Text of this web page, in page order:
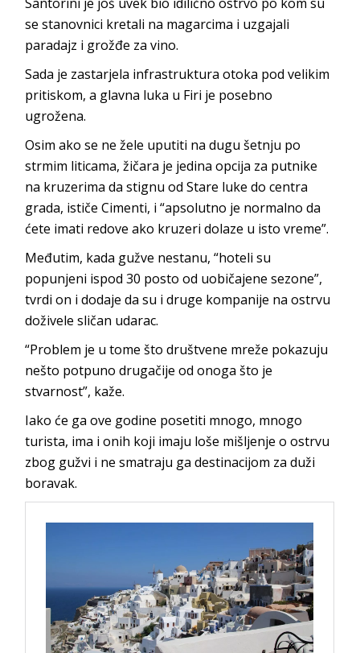
se stanovnici kretali na magarcima i uzgajali
paradajz i grožđe za vino.
Sada je zastarjela infrastruktura otoka pod velikim
pritiskom, a glavna luka u Firi je posebno
ugrožena.
Osim ako se ne žele uputiti na dugu šetnju po
strmim liticama, žičara je jedina opcija za putnike
na kruzerima da stignu od Stare luke do centra
grada, ističe Cimenti, i “apsolutno je normalno da
ćete imati redove ako kruzeri dolaze u isto vreme”.
Međutim, kada gužve nestanu, “hoteli su
popunjeni ispod 30 posto od uobičajene sezone”,
tvrdi on i dodaje da su i druge kompanije na ostrvu
doživele sličan udarac.
“Problem je u tome što društvene mreže pokazuju
nešto potpuno drugačije od onoga što je
stvarnost”, kaže.
Iako će ga ove godine posetiti mnogo, mnogo
turista, ima i onih koji imaju loše mišljenje o ostrvu
zbog gužvi i ne smatraju ga destinacijom za duži
boravak.